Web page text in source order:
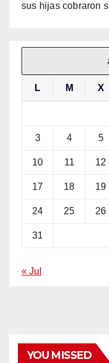
sus hijas cobraron
L M X
3 4 5
10 11 12
17 18 19
24 25 26
31
« Jul
YOU MISSED